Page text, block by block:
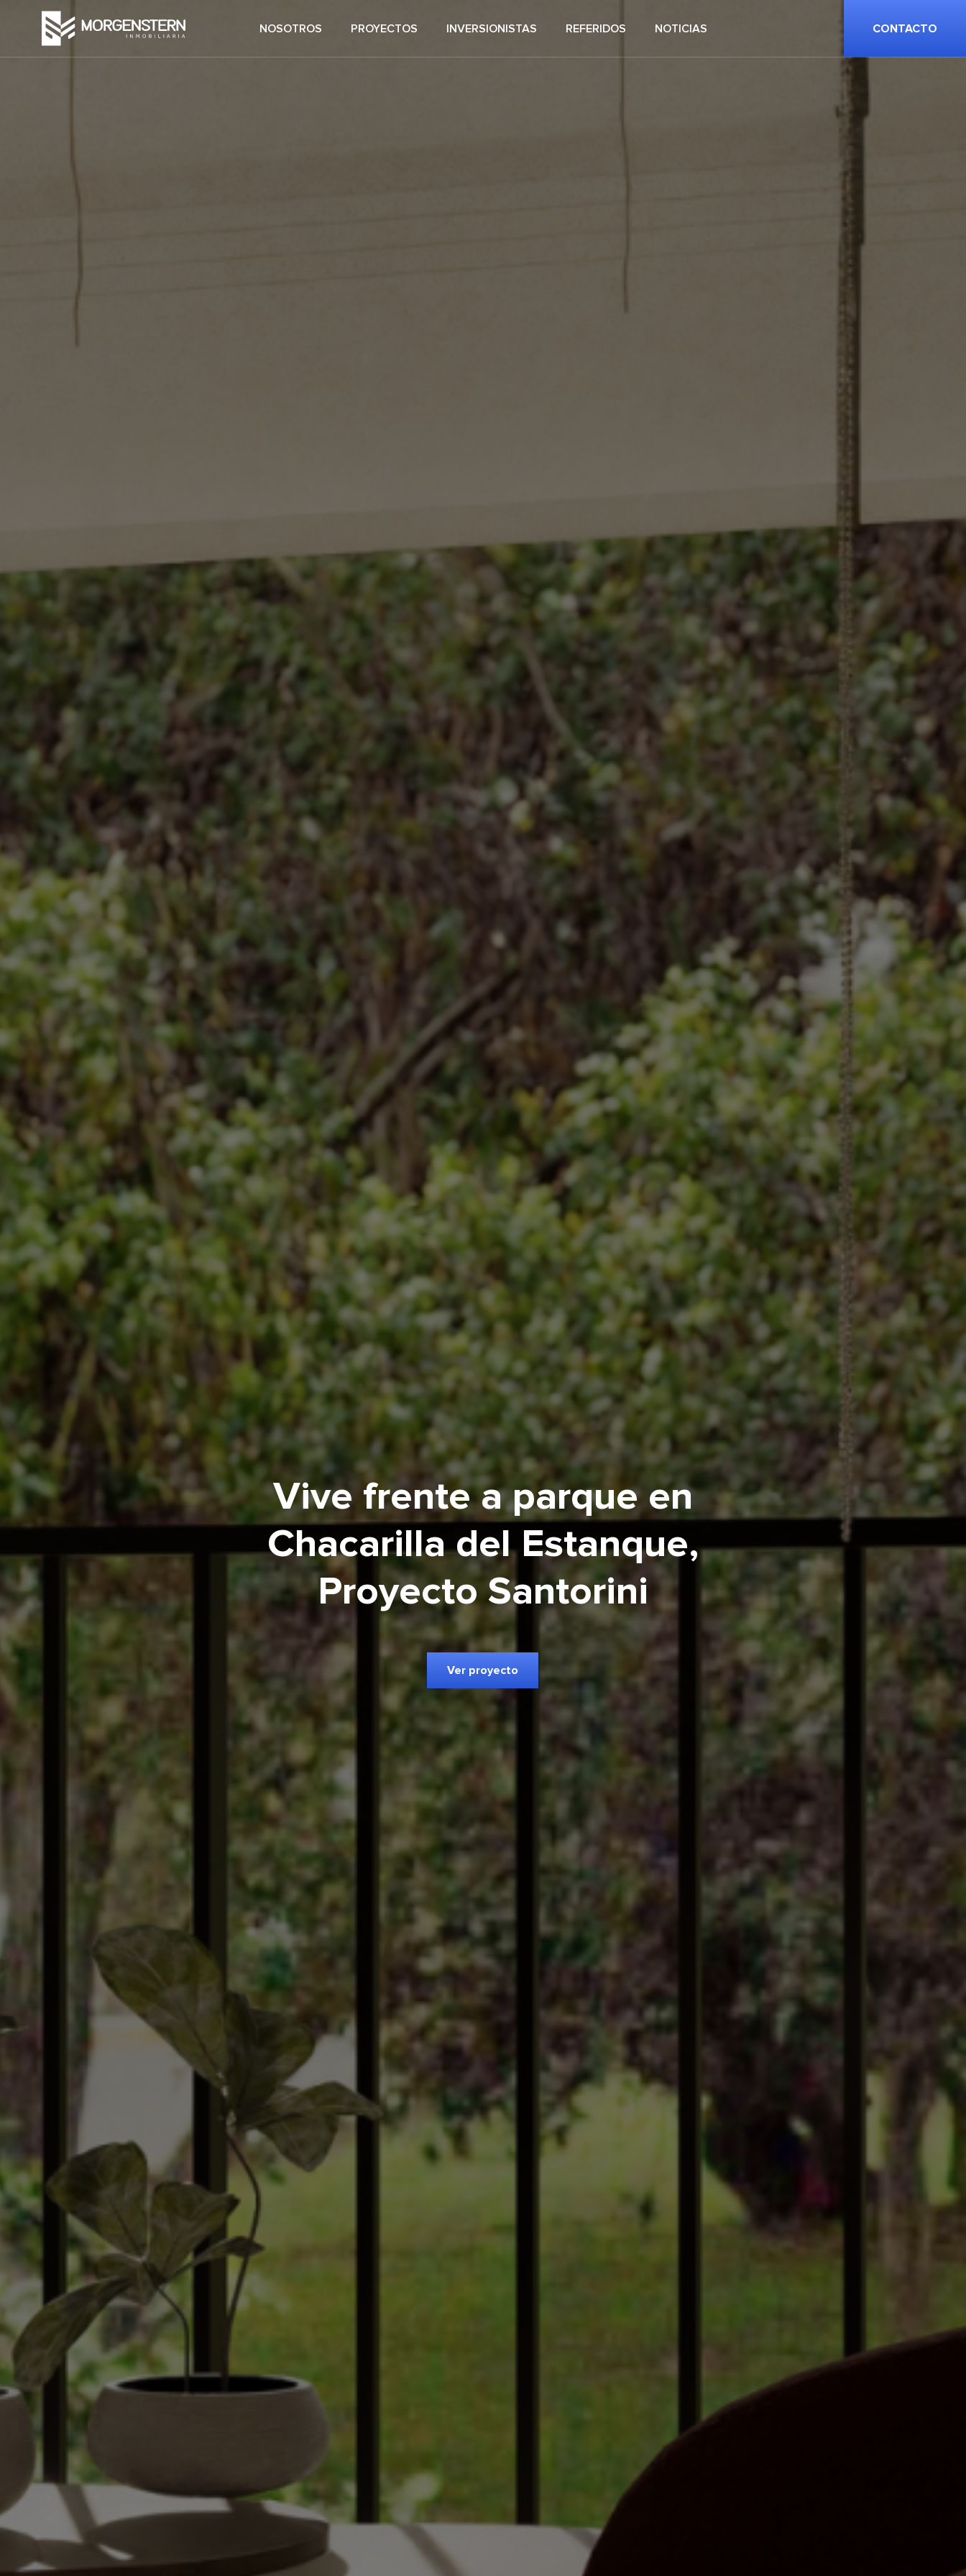
NOSOTROS PROYECTOS INVERSIONISTAS REFERIDOS NOTICIAS CONTACTO
Vive frente a parque en
Chacarilla del Estanque,
Proyecto Santorini